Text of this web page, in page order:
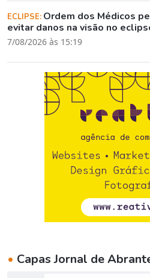
ECLIPSE: Ordem dos Médicos
evitar danos na visão no
7/08/2026 às 15:19
• Capas Jornal de